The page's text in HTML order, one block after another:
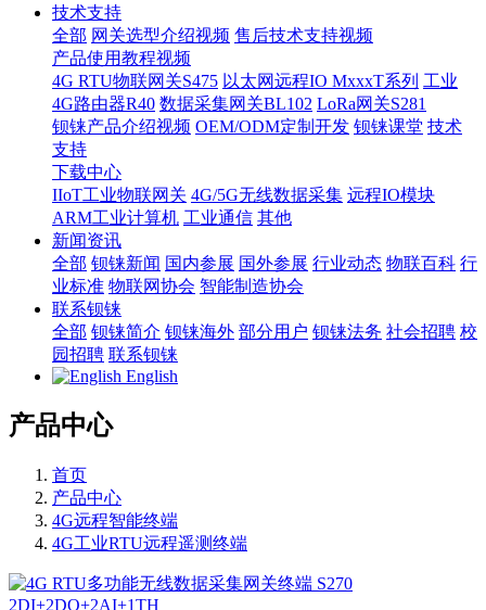
技术支持
全部 网关选型介绍视频 售后技术支持视频
产品使用教程视频
4G RTU物联网关S475 以太网远程IO MxxxT系列 工业
4G路由器R40 数据采集网关BL102 LoRa网关S281
钡铼产品介绍视频 OEM/ODM定制开发 钡铼课堂 技术
支持
下载中心
IIoT工业物联网关 4G/5G无线数据采集 远程IO模块
ARM工业计算机 工业通信 其他
新闻资讯
全部 钡铼新闻 国内参展 国外参展 行业动态 物联百科 行
业标准 物联网协会 智能制造协会
联系钡铼
全部 钡铼简介 钡铼海外 部分用户 钡铼法务 社会招聘 校
园招聘 联系钡铼
English
产品中心
首页
产品中心
4G远程智能终端
4G工业RTU远程遥测终端